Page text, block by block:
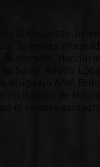
la Orquesta Juvenil
Juveniles integrada
Honduras,
Salón Adolfo López
uruguayo Ariel Britos
Barrios de México,
el célebre cantautor